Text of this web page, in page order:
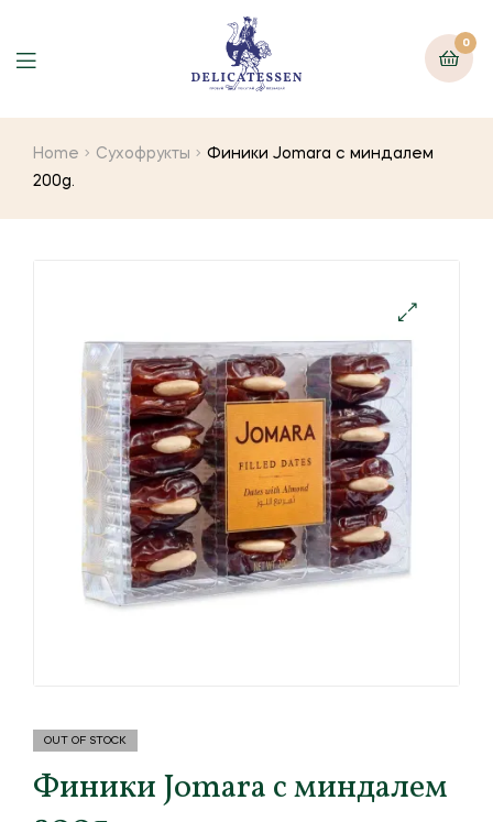
0
Home Сухофрукты
Финики Jomara с миндалем
200g.
OUT OF STOCK
Финики Jomara с миндалем